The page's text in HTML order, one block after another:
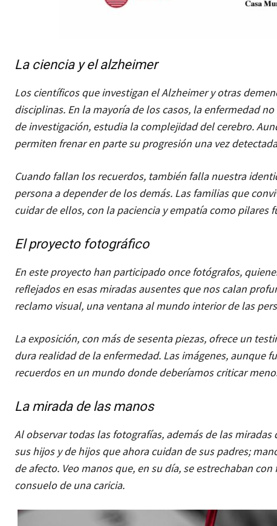
La ciencia y el alzheimer
Los científicos que investigan el Alzheimer y otras
disciplinas. En la mayoría de los casos, la enfermedad
de investigación, estudia la complejidad del cerebro.
permiten frenar en parte su progresión una vez
Cuando fallan los recuerdos, también falla nuestra
persona a depender de los demás. Las familias que
cuidar de ellos, con la paciencia y empatía como pilares
El proyecto fotográfico
En este proyecto han participado once fotógrafos,
reflejados en esas miradas ausentes que nos calan
reclamo visual, una ventana al mundo interior de las
La exposición, con más de sesenta piezas, ofrece un
dura realidad de la enfermedad. Las imágenes, aunque
recuerdos en un mundo donde deberíamos criticar
La mirada de las manos
Al observar todas las fotografías, además de las
sus hijos y de hijos que ahora cuidan de sus padres;
de afecto. Veo manos que, en su día, se estrechaban
consuelo de una caricia.